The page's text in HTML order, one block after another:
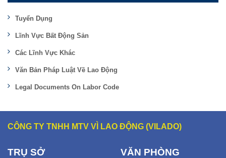
Tuyển Dụng
Lĩnh Vực Bất Động Sản
Các Lĩnh Vực Khác
Văn Bản Pháp Luật Về Lao Động
Legal Documents On Labor Code
CÔNG TY TNHH MTV VÌ LAO ĐỘNG (VILADO)
TRỤ SỞ VĂN PHÒNG